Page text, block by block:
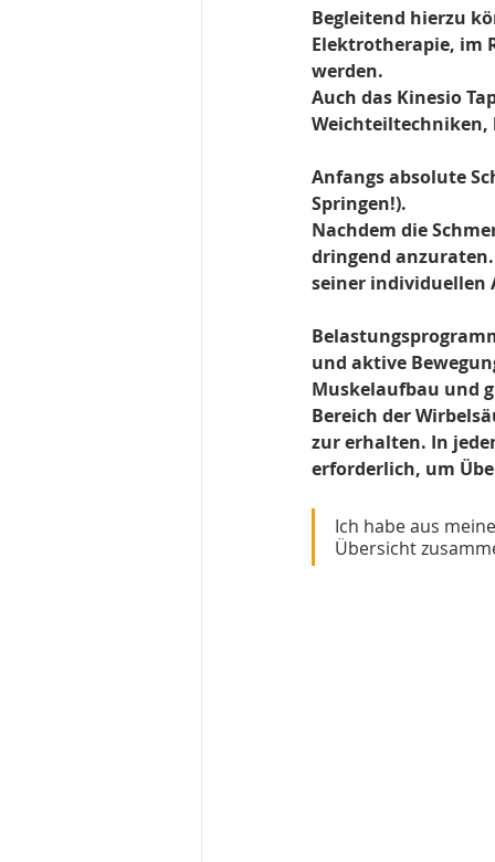
Begleitend hierzu
Elektrotherapie, im
werden.
Auch das Kinesio
Anfangs absolute
Springen!).
Nachdem die
dringend
seiner individuellen
und aktive
Muskelaufbau und
Bereich der
zur erhalten. In
erforderlich, um
Ich habe aus
Übersicht